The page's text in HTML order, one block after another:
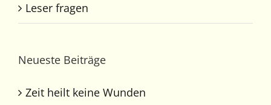
Leser fragen
Neueste Beiträge
Zeit heilt keine Wunden